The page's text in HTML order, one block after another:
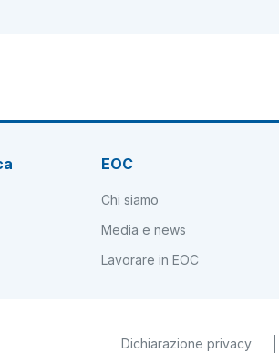
EOC
Chi siamo
Media e news
Lavorare in EOC
Dichiarazione privacy